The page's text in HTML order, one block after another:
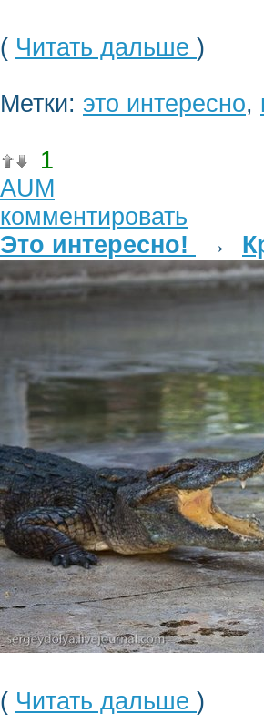
( Читать дальше )
Метки: это интересно,
1
AUM
комментировать
Это интересно!
→
( Читать дальше )